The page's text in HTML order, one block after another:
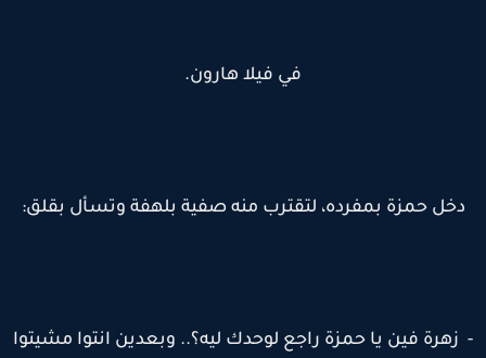
في فيلا هارون.
دخل حمزة بمفرده، لتقترب منه صفية بلهفة وتسأل بقلق:
زهرة فين يا حمزة راجع لوحدك ليه؟.. وبعدين انتوا مشيتوا